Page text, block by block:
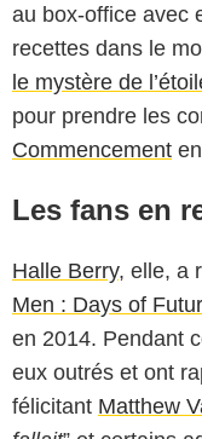
au box-office avec
recettes dans le
le mystère de
pour prendre les
Commencement
Les fans en
Halle Berry, elle, a
Men : Days of
en 2014. Pendant
eux outrés et ont
félicitant Matthew